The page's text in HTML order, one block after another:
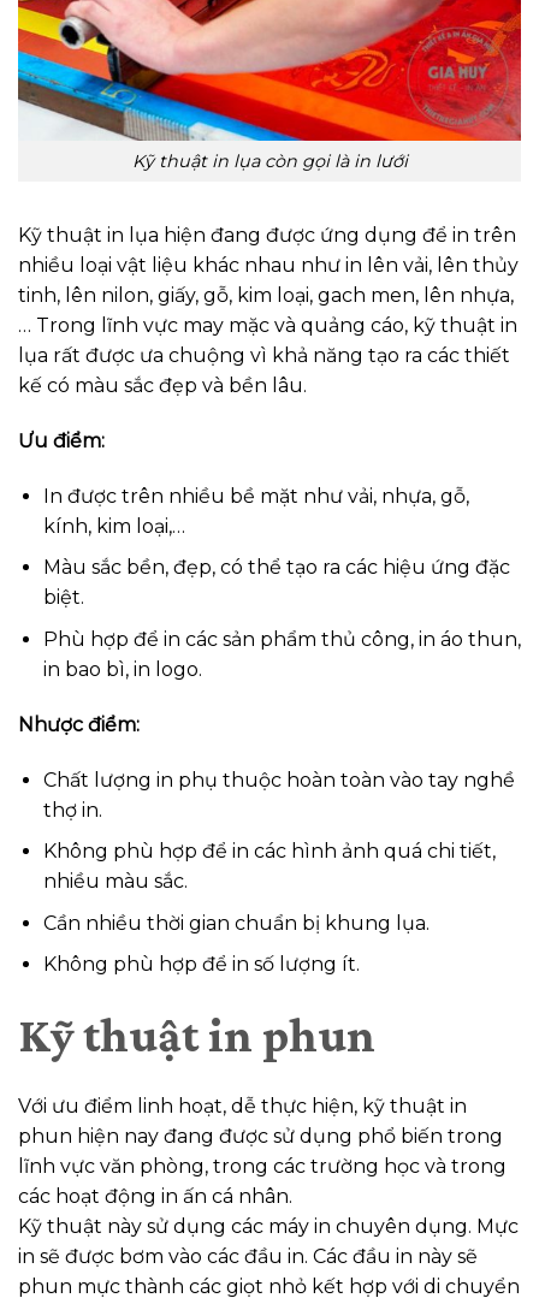
Kỹ thuật in lụa còn gọi là in lưới
Kỹ thuật in lụa hiện đang được ứng dụng để in trên
nhiều loại vật liệu khác nhau như in lên vải, lên thủy
tinh, lên nilon, giấy, gỗ, kim loại, gach men, lên nhựa,
… Trong lĩnh vực may mặc và quảng cáo, kỹ thuật in
lụa rất được ưa chuộng vì khả năng tạo ra các thiết
kế có màu sắc đẹp và bền lâu.
Ưu điểm:
In được trên nhiều bề mặt như vải, nhựa, gỗ,
kính, kim loại,…
Màu sắc bền, đẹp, có thể tạo ra các hiệu ứng đặc
biệt.
Phù hợp để in các sản phẩm thủ công, in áo thun,
in bao bì, in logo.
Nhược điểm:
Chất lượng in phụ thuộc hoàn toàn vào tay nghề
thợ in.
Không phù hợp để in các hình ảnh quá chi tiết,
nhiều màu sắc.
Cần nhiều thời gian chuẩn bị khung lụa.
Không phù hợp để in số lượng ít.
Kỹ thuật in phun
Với ưu điểm linh hoạt, dễ thực hiện, kỹ thuật in
phun hiện nay đang được sử dụng phổ biến trong
lĩnh vực văn phòng, trong các trường học và trong
các hoạt động in ấn cá nhân.
Kỹ thuật này sử dụng các máy in chuyên dụng. Mực
in sẽ được bơm vào các đầu in. Các đầu in này sẽ
phun mực thành các giọt nhỏ kết hợp với di chuyển